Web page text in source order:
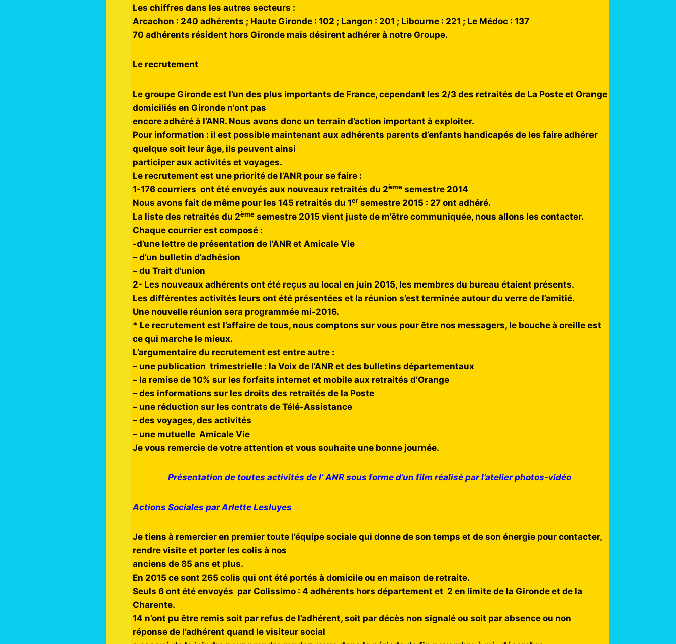
Les chiffres dans les autres secteurs :
Arcachon : 240 adhérents ; Haute Gironde : 102 ; Langon : 201 ; Libourne : 221 ; Le Médoc : 137
70 adhérents résident hors Gironde mais désirent adhérer à notre Groupe.
Le recrutement
Le groupe Gironde est l’un des plus importants de France, cependant les 2/3 des retraités de La Poste et Orange
domiciliés en Gironde n’ont pas
encore adhéré à l’ANR. Nous avons donc un terrain d’action important à exploiter.
Pour information : il est possible maintenant aux adhérents parents d’enfants handicapés de les faire adhérer
quelque soit leur âge, ils peuvent ainsi
participer aux activités et voyages.
Le recrutement est une priorité de l’ANR pour se faire :
1-176 courriers ont été envoyés aux nouveaux retraités du 2ème semestre 2014
Nous avons fait de même pour les 145 retraités du 1er semestre 2015 : 27 ont adhéré.
La liste des retraités du 2ème semestre 2015 vient juste de m’être communiquée, nous allons les contacter.
Chaque courrier est composé :
-d’une lettre de présentation de l’ANR et Amicale Vie
– d’un bulletin d’adhésion
– du Trait d’union
2- Les nouveaux adhérents ont été reçus au local en juin 2015, les membres du bureau étaient présents.
Les différentes activités leurs ont été présentées et la réunion s’est terminée autour du verre de l’amitié.
Une nouvelle réunion sera programmée mi-2016.
* Le recrutement est l’affaire de tous, nous comptons sur vous pour être nos messagers, le bouche à oreille est
ce qui marche le mieux.
L’argumentaire du recrutement est entre autre :
– une publication trimestrielle : la Voix de l’ANR et des bulletins départementaux
– la remise de 10% sur les forfaits internet et mobile aux retraités d’Orange
– des informations sur les droits des retraités de la Poste
– une réduction sur les contrats de Télé-Assistance
– des voyages, des activités
– une mutuelle Amicale Vie
Je vous remercie de votre attention et vous souhaite une bonne journée.
Présentation de toutes activités de l’ ANR sous forme d’un film réalisé par l’atelier photos-vidéo
Actions Sociales par Arlette Lesluyes
Je tiens à remercier en premier toute l’équipe sociale qui donne de son temps et de son énergie pour contacter,
rendre visite et porter les colis à nos
anciens de 85 ans et plus.
En 2015 ce sont 265 colis qui ont été portés à domicile ou en maison de retraite.
Seuls 6 ont été envoyés par Colissimo : 4 adhérents hors département et 2 en limite de la Gironde et de la
Charente.
14 n’ont pu être remis soit par refus de l’adhérent, soit par décès non signalé ou soit par absence ou non
réponse de l’adhérent quand le visiteur social